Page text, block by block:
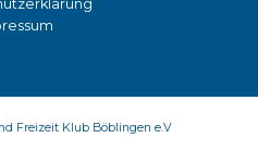
Freizeit Klub Böblingen e.V